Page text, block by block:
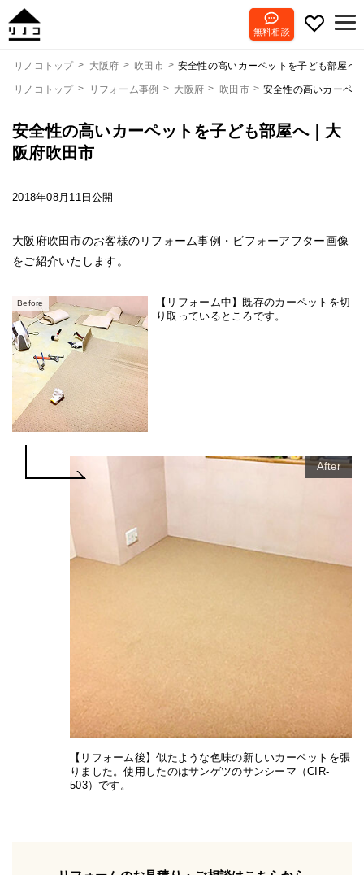
無料相談
リノコトップ 大阪府 吹田市 安全性の高いカーペットを子ども部屋へ
リノコトップ リフォーム事例 大阪府 吹田市 安全性の高いカーペ
安全性の高いカーペットを子ども部屋へ｜大
阪府吹田市
2018年08月11日公開
大阪府吹田市のお客様のリフォーム事例・ビフォーアフター画像
をご紹介いたします。
Before
【リフォーム中】既存のカーペットを切
り取っているところです。
After
【リフォーム後】似たような色味の新しいカーペットを張
りました。使用したのはサンゲツのサンシーマ（CIR-
503）です。